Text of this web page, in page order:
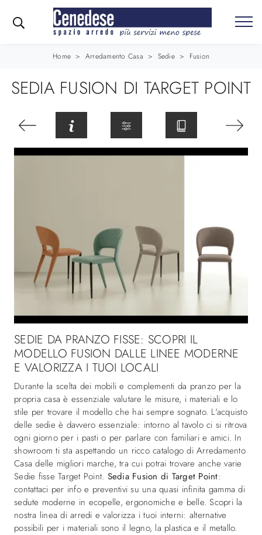
Home > Arredamento Casa > Sedie > Fusion
SEDIA FUSION DI TARGET POINT
SEDIE DA PRANZO FISSE: SCOPRI IL
MODELLO FUSION DALLE LINEE MODERNE
E VALORIZZA I TUOI LOCALI
Durante la scelta dei mobili e complementi da pranzo per la
propria casa è essenziale valutare le misure, i materiali e lo
stile per trovare il modello che hai sempre sognato. L'acquisto
delle sedie è davvero essenziale: intorno al tavolo ci si ritrova
ogni giorno per i pasti o per parlare con familiari e amici. In
showroom ti sta aspettando un ricco catalogo di Arredamento
Casa delle migliori marche, tra cui potrai trovare anche varie
Sedie fisse Target Point. Sedia Fusion di Target Point:
contattaci per info e preventivi su una quasi infinita gamma di
sedute moderne in ecopelle, ergonomiche e belle. Scopri la
nostra linea di arredi e valorizza i tuoi interni: alternative
possibili per i materiali sono il legno, la plastica e il metallo.